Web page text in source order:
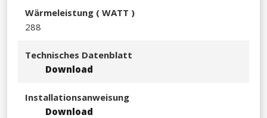
Wärmeleistung ( WATT )
288​
Technisches Datenblatt
Download
Installationsanweisung
Download